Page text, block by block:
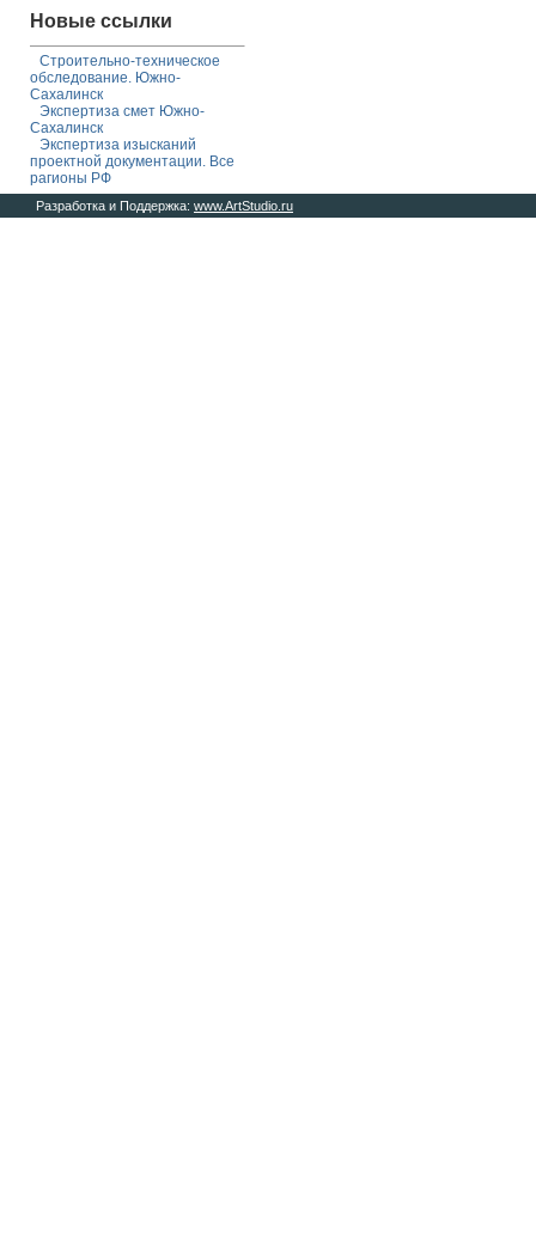
Новые ссылки
Строительно-техническое
обследование. Южно-
Сахалинск
Экспертиза смет Южно-
Сахалинск
Экспертиза изысканий
проектной документации. Все
рагионы РФ
Разработка и Поддержка: www.ArtStudio.ru